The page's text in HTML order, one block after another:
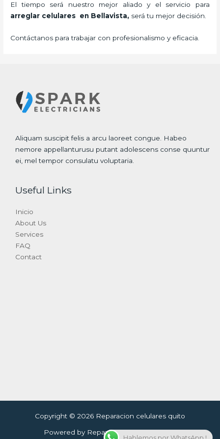
El tiempo será nuestro mejor aliado y el servicio para
arreglar celulares en Bellavista, será tu mejor decisión.
Contáctanos para trabajar con profesionalismo y eficacia.
Aliquam suscipit felis a arcu laoreet congue. Habeo
nemore appellanturusu putant adolescens conse quuntur
ei, mel tempor consulatu voluptaria.
Useful Links
Inicio
About Us
Services
FAQ
Contact
Copyright © 2026 Reparacion celulares quito
Powered by Reparacion celulares quito